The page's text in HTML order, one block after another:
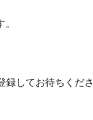
録してお待ちくださ